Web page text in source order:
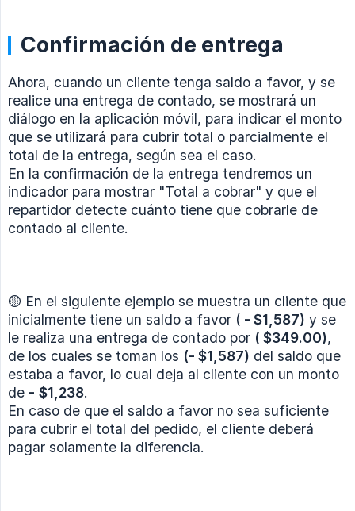
Confirmación de entrega
Ahora, cuando un cliente tenga saldo a favor, y se
realice una entrega de contado, se mostrará un
diálogo en la aplicación móvil, para indicar el monto
que se utilizará para cubrir total o parcialmente el
total de la entrega, según sea el caso.
En la confirmación de la entrega tendremos un
indicador para mostrar "Total a cobrar" y que el
repartidor detecte cuánto tiene que cobrarle de
contado al cliente.
🟡 En el siguiente ejemplo se muestra un cliente que
inicialmente tiene un saldo a favor ( - $1,587) y se
le realiza una entrega de contado por ( $349.00),
de los cuales se toman los (- $1,587) del saldo que
estaba a favor, lo cual deja al cliente con un monto
de - $1,238.
En caso de que el saldo a favor no sea suficiente
para cubrir el total del pedido, el cliente deberá
pagar solamente la diferencia.